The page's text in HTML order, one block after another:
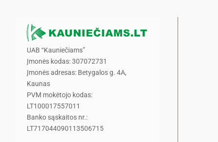
UAB “Kauniečiams”
Įmonės kodas: 307072731
Įmonės adresas: Betygalos g. 4A,
Kaunas
PVM mokėtojo kodas:
LT100017557011
Banko sąskaitos nr.:
LT717044090113506715